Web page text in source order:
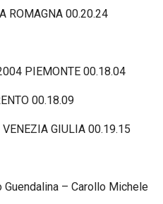
ROMAGNA 00.20.24
PIEMONTE 00.18.04
00.18.09
GIULIA 00.19.15
– Carollo Michele